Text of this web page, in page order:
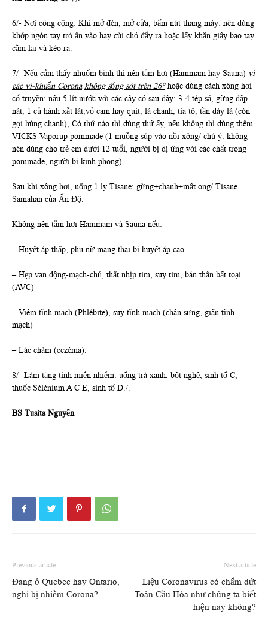
6/- Nơi công cộng: Khi mở đèn, mở cửa, bấm nút thang máy: nên dùng
khớp ngón tay trỏ ấn vào hay cùi chỏ đẩy ra hoặc lấy khăn giấy bao tay
cầm lại và kéo ra.
7/- Nếu cảm thấy nhuốm bịnh thì nên tắm hơi (Hammam hay Sauna) vì
các vi-khuẩn Corona không sống sót trên 26°hoặc dùng cách xông hơi
cổ truyền: nấu 5 lít nước với các cây cỏ sau đây: 3-4 tép sả, gừng đập
nát, 1 củ hành xắt lát,vỏ cam hay quít, lá chanh, tía tô, tần dày lá (còn
gọi húng chanh), Có thứ nào thì dùng thứ ấy, nếu không thì dùng thêm
VICKS Vaporup pommade (1 muỗng súp vào nồi xông/ chú ý: không
nên dùng cho trẻ em dưới 12 tuổi, người bị dị ứng với các chất trong
pommade, người bị kinh phong).
Sau khi xông hơi, uống 1 ly Tisane: gừng+chanh+mật ong/ Tisane
Samahan của Ấn Độ.
Không nên tắm hơi Hammam và Sauna nếu:
– Huyết áp thấp, phụ nữ mang thai bị huyết áp cao
– Hẹp van động-mạch-chủ, thất nhịp tim, suy tim, bán thân bất toại
(AVC)
– Viêm tĩnh mạch (Phlébite), suy tĩnh mạch (chân sưng, giãn tĩnh
mạch)
– Lác chàm (eczéma).
8/- Làm tăng tính miễn nhiễm: uống trà xanh, bột nghệ, sinh tố C,
thuốc Sélénium A C E, sinh tố D./.
BS Tusita Nguyễn
Previous article
Đang ở Quebec hay Ontario,
nghi bị nhiễm Corona?
Next article
Liệu Coronavirus có chấm dứt
Toàn Cầu Hóa như chúng ta biết
hiện nay không?